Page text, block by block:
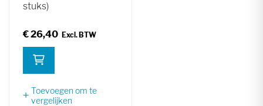
stuks)
€ 26,40
Toevoegen om te
vergelijken